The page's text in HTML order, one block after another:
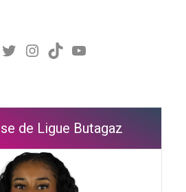
Twitter
Instagram
TikTokYouTube
de Ligue Butagaz